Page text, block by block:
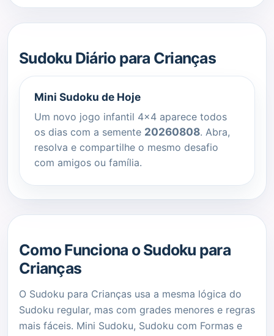
Sudoku Diário para Crianças
Mini Sudoku de Hoje
Um novo jogo infantil 4x4 aparece todos
os dias com a semente 20260808. Abra,
resolva e compartilhe o mesmo desafio
com amigos ou família.
Como Funciona o Sudoku para
Crianças
O Sudoku para Crianças usa a mesma lógica do
Sudoku regular, mas com grades menores e regras
mais fáceis. Mini Sudoku, Sudoku com Formas e